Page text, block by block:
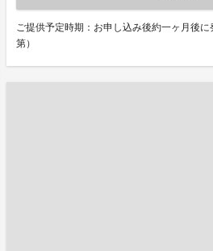
ご提供予定時期：お申し込み後約一ヶ月後
第）